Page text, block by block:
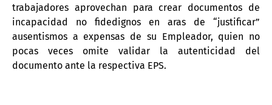
trabajadores aprovechan para crear documentos de
incapacidad no fidedignos en aras de “justificar”
ausentismos a expensas de su Empleador, quien no
pocas veces omite validar la autenticidad del
documento ante la respectiva EPS.